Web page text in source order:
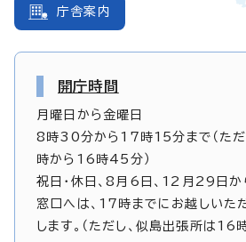
庁舎案内
開庁時間
月曜日から金曜日
8時30分から17時15分まで（ただ
時から16時45分）
祝日・休日、8月6日、12月29日
窓口へは、17時までにお越しいた
します。（ただし、似島出張所は16